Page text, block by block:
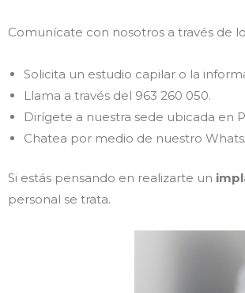
Comunícate con nosotros a través de
Solicita un estudio capilar o la
Llama a través del 963 260 050.
Dirígete a nuestra sede ubicada en
Chatea por medio de nuestro
Si estás pensando en realizarte un
personal se trata.